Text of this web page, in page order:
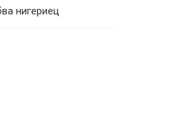
нигериец